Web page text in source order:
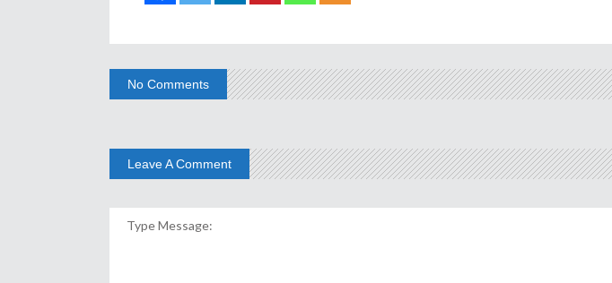
No Comments
Leave A Comment